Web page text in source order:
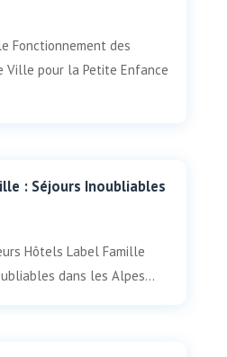
Fonctionnement des
Ville pour la Petite Enfance
: Séjours Inoubliables
Hôtels Label Famille
dans les Alpes...